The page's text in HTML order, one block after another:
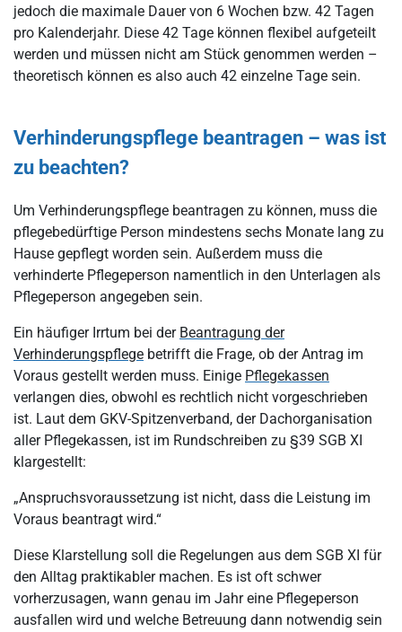
jedoch die maximale Dauer von 6 Wochen bzw. 42 Tagen
pro Kalenderjahr. Diese 42 Tage können flexibel aufgeteilt
werden und müssen nicht am Stück genommen werden –
theoretisch können es also auch 42 einzelne Tage sein.
Verhinderungspflege beantragen – was ist
zu beachten?
Um Verhinderungspflege beantragen zu können, muss die
pflegebedürftige Person mindestens sechs Monate lang zu
Hause gepflegt worden sein. Außerdem muss die
verhinderte Pflegeperson namentlich in den Unterlagen als
Pflegeperson angegeben sein.
Ein häufiger Irrtum bei der Beantragung der
Verhinderungspflege betrifft die Frage, ob der Antrag im
Voraus gestellt werden muss. Einige Pflegekassen
verlangen dies, obwohl es rechtlich nicht vorgeschrieben
ist. Laut dem GKV-Spitzenverband, der Dachorganisation
aller Pflegekassen, ist im Rundschreiben zu §39 SGB XI
klargestellt:
„Anspruchsvoraussetzung ist nicht, dass die Leistung im
Voraus beantragt wird.“
Diese Klarstellung soll die Regelungen aus dem SGB XI für
den Alltag praktikabler machen. Es ist oft schwer
vorherzusagen, wann genau im Jahr eine Pflegeperson
ausfallen wird und welche Betreuung dann notwendig sein